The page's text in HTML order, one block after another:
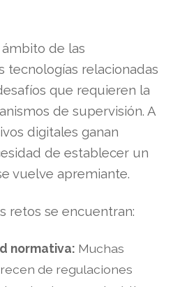
de las
tecnologías relacionadas
que requieren la
de supervisión. A
digitales ganan
de establecer un
vuelve apremiante.
retos se encuentran:
normativa: Muchas
de regulaciones